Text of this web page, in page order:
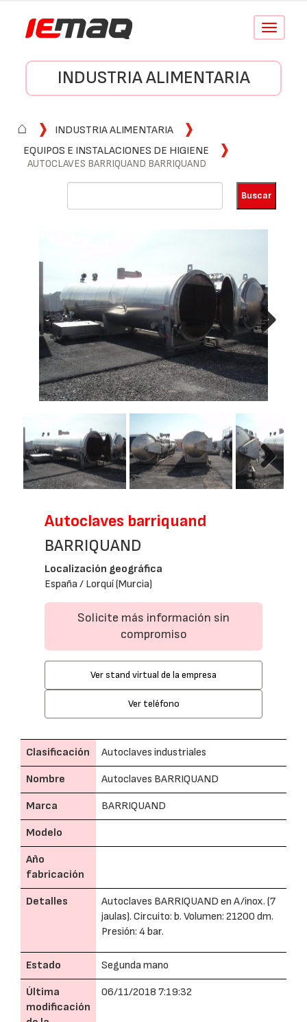
Conmutar
INDUSTRIA ALIMENTARIA
⌂
INDUSTRIA ALIMENTARIA
EQUIPOS E INSTALACIONES DE HIGIENE
AUTOCLAVES BARRIQUAND BARRIQUAND
Next
Next
Autoclaves barriquand
BARRIQUAND
Localización geográfica
España / Lorquí (Murcia)
Solicite más información sin
compromiso
Ver stand virtual de la empresa
Ver teléfono
Clasificación Autoclaves industriales
Nombre Autoclaves BARRIQUAND
Marca BARRIQUAND
Modelo
Año
fabricación
Detalles
Autoclaves BARRIQUAND en A/inox. (7
jaulas). Circuito: b. Volumen: 21200 dm.
Presión: 4 bar.
Estado Segunda mano
Última
modificación
06/11/2018 7:19:32